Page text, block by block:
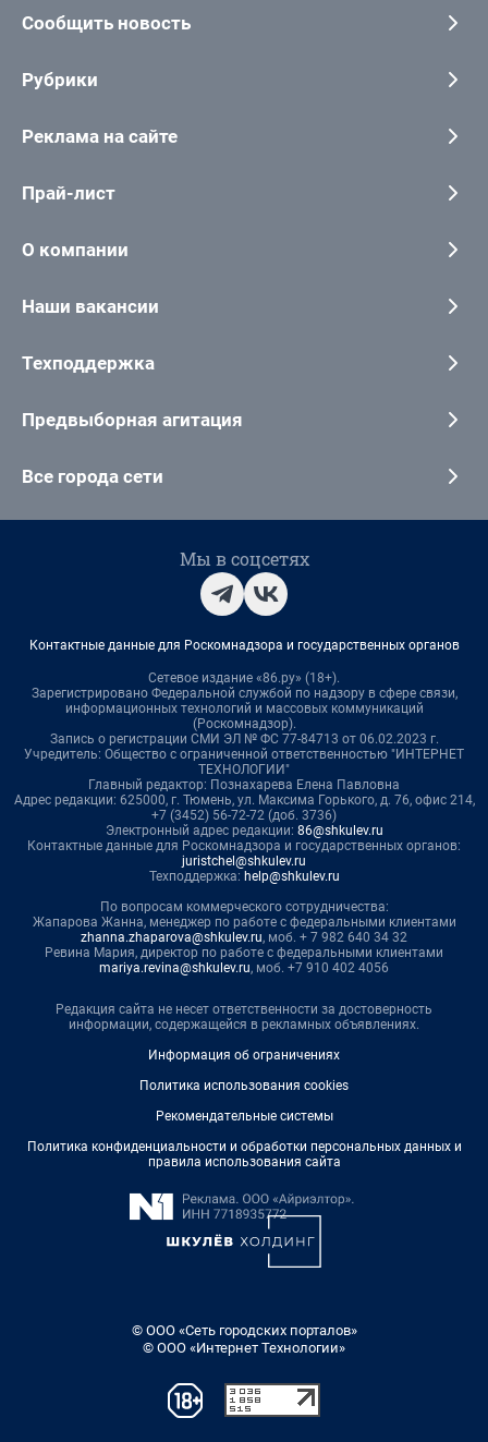
Сообщить новость
Рубрики
Реклама на сайте
Прай-лист
О компании
Наши вакансии
Техподдержка
Предвыборная агитация
Все города сети
Мы в соцсетях
Контактные данные для Роскомнадзора и государственных органов
Сетевое издание «86.ру» (18+).
Зарегистрировано Федеральной службой по надзору в сфере связи,
информационных технологий и массовых коммуникаций
(Роскомнадзор).
Запись о регистрации СМИ ЭЛ № ФС 77-84713 от 06.02.2023 г.
Учредитель: Общество с ограниченной ответственностью "ИНТЕРНЕТ
ТЕХНОЛОГИИ"
Главный редактор: Познахарева Елена Павловна
Адрес редакции: 625000, г. Тюмень, ул. Максима Горького, д. 76, офис 214,
+7 (3452) 56-72-72 (доб. 3736)
Электронный адрес редакции: 86@shkulev.ru
Контактные данные для Роскомнадзора и государственных органов:
juristchel@shkulev.ru
Техподдержка: help@shkulev.ru
По вопросам коммерческого сотрудничества:
Жапарова Жанна, менеджер по работе с федеральными клиентами
zhanna.zhaparova@shkulev.ru, моб. + 7 982 640 34 32
Ревина Мария, директор по работе с федеральными клиентами
mariya.revina@shkulev.ru, моб. +7 910 402 4056
Редакция сайта не несет ответственности за достоверность
информации, содержащейся в рекламных объявлениях.
Информация об ограничениях
Политика использования cookies
Рекомендательные системы
Политика конфиденциальности и обработки персональных данных и
правила использования сайта
© ООО «Сеть городских порталов»
© ООО «Интернет Технологии»